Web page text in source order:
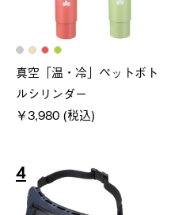
真空「温・冷」ペットボト
ルシリンダー
￥3,980 (税込)
4